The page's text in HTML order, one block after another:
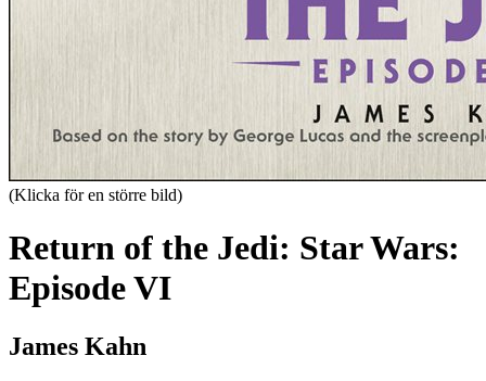
(Klicka för en större bild)
Return of the Jedi: Star Wars:
Episode VI
James Kahn